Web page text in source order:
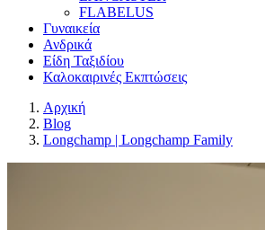
FLABELUS
Γυναικεία
Ανδρικά
Είδη Ταξιδίου
Καλοκαιρινές Εκπτώσεις
Αρχική
Blog
Longchamp | Longchamp Family